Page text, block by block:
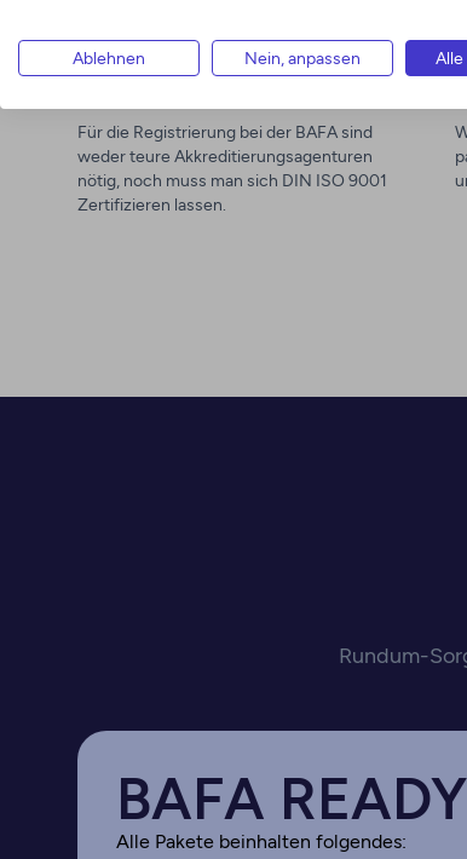
Zeitersparnis
Kosten sparen
Für die Registrierung bei der BAFA sind
weder teure Akkreditierungsagenturen
nötig, noch muss man sich DIN ISO 9001
Zertifizieren lassen.
Rundum-
BAFA
Alle Pakete beinhalten folgendes:
Ablehnen Nein, anpassen Alle